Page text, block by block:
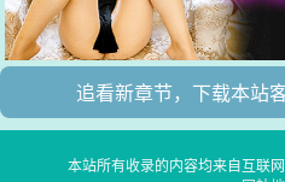
追看新章节，下载本站
本站所有收录的内容均来自互联